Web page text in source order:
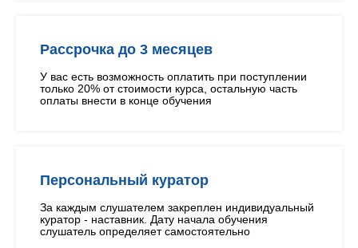
Рассрочка до 3 месяцев
У вас есть возможность оплатить при поступлении
только 20% от стоимости курса, остальную часть
оплаты внести в конце обучения
Персональный куратор
За каждым слушателем закреплен индивидуальный
куратор - наставник. Дату начала обучения
слушатель определяет самостоятельно